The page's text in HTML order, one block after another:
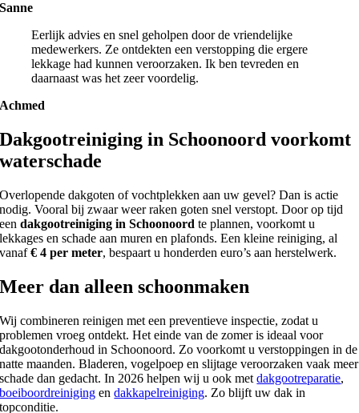
Sanne
Eerlijk advies en snel geholpen door de vriendelijke
medewerkers. Ze ontdekten een verstopping die ergere
lekkage had kunnen veroorzaken. Ik ben tevreden en
daarnaast was het zeer voordelig.
Achmed
Dakgootreiniging in Schoonoord voorkomt
waterschade
Overlopende dakgoten of vochtplekken aan uw gevel? Dan is actie
nodig. Vooral bij zwaar weer raken goten snel verstopt. Door op tijd
eendakgootreiniging in Schoonoord te plannen, voorkomt u
lekkages en schade aan muren en plafonds. Een kleine reiniging, al
vanaf€ 4 per meter, bespaart u honderden euro’s aan herstelwerk.
Meer dan alleen schoonmaken
Wij combineren reinigen met een preventieve inspectie, zodat u
problemen vroeg ontdekt. Het einde van de zomer is ideaal voor
dakgootonderhoud in Schoonoord. Zo voorkomt u verstoppingen in de
natte maanden. Bladeren, vogelpoep en slijtage veroorzaken vaak meer
schade dan gedacht. In 2026 helpen wij u ook metdakgootreparatie,
boeiboordreiniging endakkapelreiniging. Zo blijft uw dak in
topconditie.